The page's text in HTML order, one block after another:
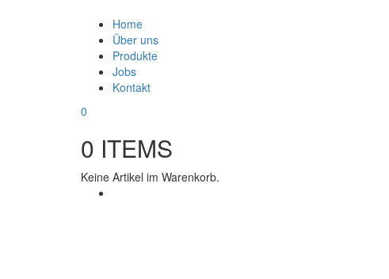
Home
Über uns
Produkte
Jobs
Kontakt
0
0 ITEMS
Keine Artikel im Warenkorb.